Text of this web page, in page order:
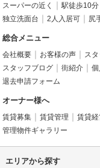
スーパーの近く
駅徒歩10分
独立洗面台
2人入居可 尻
総合メニュー
会社概要 お客様の声 ス
スタッフブログ
街紹介
退去申請フォーム
オーナー様へ
賃貸募集 賃貸管理 賃貸
管理物件ギャラリー
エリアから探す